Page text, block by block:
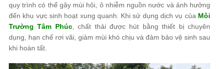
quy trình có thể gây mùi hôi, ô nhiễm nguồn nước và ảnh hưởng
đến khu vực sinh hoạt xung quanh. Khi sử dụng dịch vụ của Môi
Trường Tâm Phúc, chất thải được hút bằng thiết bị chuyên
dụng, hạn chế rơi vãi, giảm mùi khó chịu và đảm bảo vệ sinh sau
khi hoàn tất.